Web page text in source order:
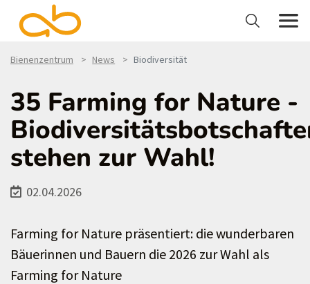
Bienenzentrum News Biodiversität
35 Farming for Nature -
stehen zur Wahl!
02.04.2026
Farming for Nature präsentiert: die wunderbaren
Bäuerinnen und Bauern die 2026 zur Wahl als
Farming for Nature